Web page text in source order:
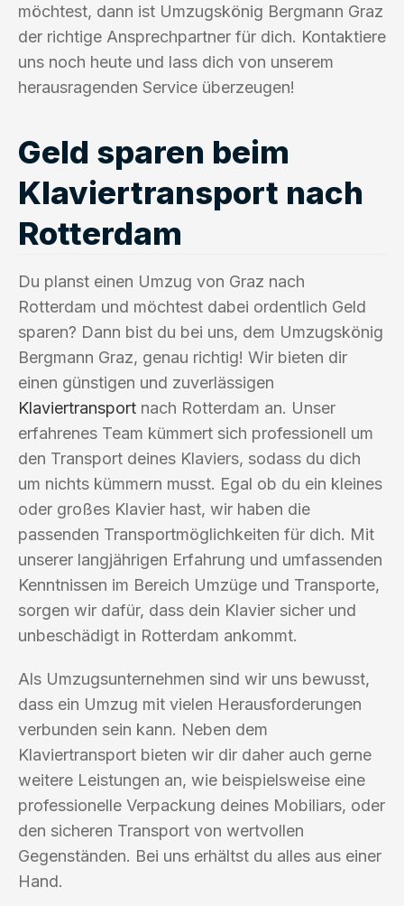
möchtest, dann ist Umzugskönig Bergmann Graz
der richtige Ansprechpartner für dich. Kontaktiere
uns noch heute und lass dich von unserem
herausragenden Service überzeugen!
Geld sparen beim
Klaviertransport nach
Rotterdam
Du planst einen Umzug von Graz nach
Rotterdam und möchtest dabei ordentlich Geld
sparen? Dann bist du bei uns, dem Umzugskönig
Bergmann Graz, genau richtig! Wir bieten dir
einen günstigen und zuverlässigen
Klaviertransport nach Rotterdam an. Unser
erfahrenes Team kümmert sich professionell um
den Transport deines Klaviers, sodass du dich
um nichts kümmern musst. Egal ob du ein kleines
oder großes Klavier hast, wir haben die
passenden Transportmöglichkeiten für dich. Mit
unserer langjährigen Erfahrung und umfassenden
Kenntnissen im Bereich Umzüge und Transporte,
sorgen wir dafür, dass dein Klavier sicher und
unbeschädigt in Rotterdam ankommt.
Als Umzugsunternehmen sind wir uns bewusst,
dass ein Umzug mit vielen Herausforderungen
verbunden sein kann. Neben dem
Klaviertransport bieten wir dir daher auch gerne
weitere Leistungen an, wie beispielsweise eine
professionelle Verpackung deines Mobiliars, oder
den sicheren Transport von wertvollen
Gegenständen. Bei uns erhältst du alles aus einer
Hand.